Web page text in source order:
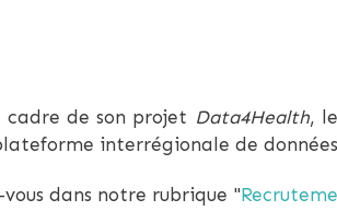
cadre de son projet Data4Health,
interrégionale de
vous dans notre rubrique "